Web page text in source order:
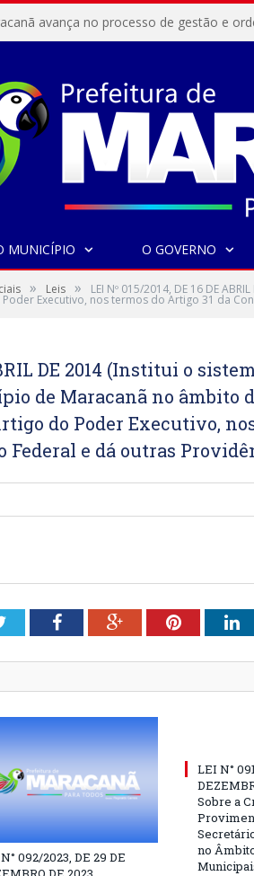
MUNICÍPIO O GOVERNO
» Leis » LEI Nº 015/2014, DE 16 DE
Executivo, nos termos do Artigo 31 da
DE 2014 (Institui o
de Maracanã no âmbito
do Poder Executivo,
Federal e dá outras
TwitterFacebookGoogle+Pinterest
092/2023, DE 29 DE
LEI N°
Sobre a
no